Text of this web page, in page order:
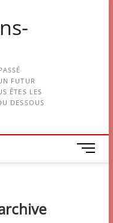
FUTUR
ÊTES LES
DESSOUS
M
e